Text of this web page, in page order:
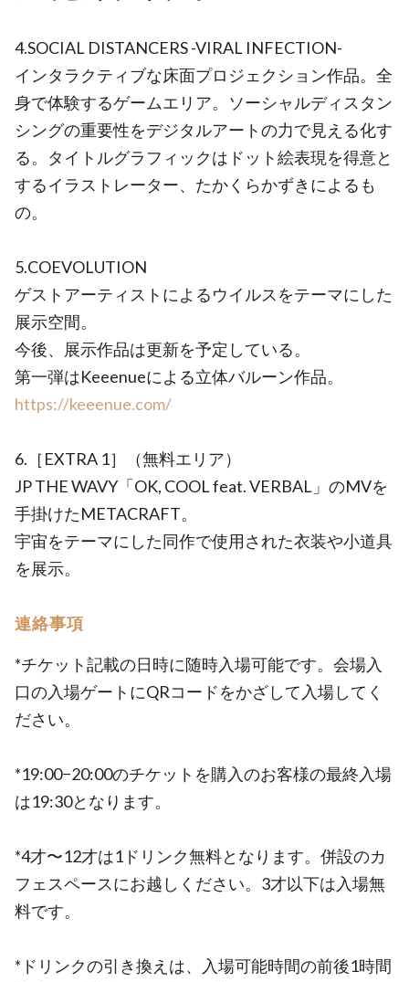
4.SOCIAL DISTANCERS -VIRAL INFECTION-
インタラクティブな床面プロジェクション作品。全
身で体験するゲームエリア。ソーシャルディスタン
シングの重要性をデジタルアートの力で見える化す
る。タイトルグラフィックはドット絵表現を得意と
するイラストレーター、たかくらかずきによるも
の。
5.COEVOLUTION
ゲストアーティストによるウイルスをテーマにした
展示空間。
今後、展示作品は更新を予定している。
第一弾はKeeenueによる立体バルーン作品。
https://keeenue.com/
6.［EXTRA 1］（無料エリア）
JP THE WAVY「OK, COOL feat. VERBAL」のMVを
手掛けたMETACRAFT。
宇宙をテーマにした同作で使用された衣装や小道具
を展示。
連絡事項
*チケット記載の日時に随時入場可能です。会場入
口の入場ゲートにQRコードをかざして入場してく
ださい。
*19:00−20:00のチケットを購入のお客様の最終入場
は19:30となります。
*4才〜12才は1ドリンク無料となります。併設のカ
フェスペースにお越しください。3才以下は入場無
料です。
*ドリンクの引き換えは、入場可能時間の前後1時間